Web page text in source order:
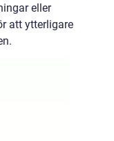
eller
att ytterligare